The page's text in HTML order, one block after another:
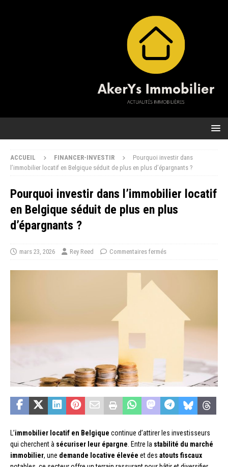
ACCUEIL FINANCER-INVESTIR
Pourquoi investir dans
l’immobilier locatif en Belgique séduit de plus en plus d’épargnants ?
Pourquoi investir dans l’immobilier locatif
en Belgique séduit de plus en plus
d’épargnants ?
mars 23, 2026 Rey Reed Commentaires fermés
L’immobilier locatif en Belgique continue d’attirer les investisseurs
qui cherchent à sécuriser leur épargne . Entre la stabilité du marché
immobilier, une demande locative élevée et des atouts fiscaux